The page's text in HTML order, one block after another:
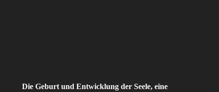
Die Geburt und Entwicklung der Seele, eine